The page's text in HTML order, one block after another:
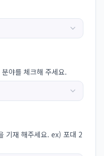
야를 체크해 주세요.
기재 해주세요. ex) 포대 2